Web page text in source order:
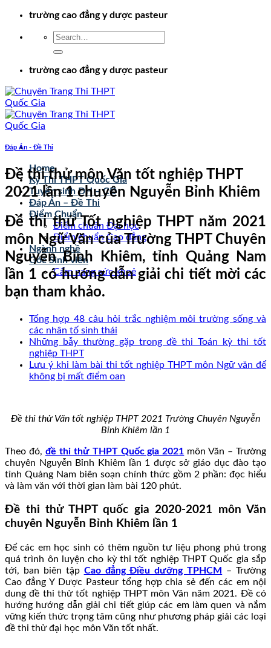
Chuyểntrường cao đẳng y dược pasteur
trường cao đẳng y dược pasteur
Home
Kỳ Thi THPT Quốc Gia
Tuyển sinh ĐH – CĐ
Đáp Án – Đề Thi
Điểm Chuẩn
Điểm chuẩn Đại học
Điểm chuẩn Cao đẳng
Ngành nghề
Góc Sinh viên
Cẩm nang sức khoẻ
Đáp Án - Đề Thi
Đề thi thử môn Văn tốt nghiệp THPT
2021 lần 1 chuyên Nguyễn Bỉnh Khiêm
Đề thi thử Tốt nghiệp THPT năm 2021
môn Ngữ Văn của Trường THPT Chuyên
Nguyễn Bỉnh Khiêm, tỉnh Quảng Nam
lần 1 có hướng dẫn giải chi tiết mời các
bạn tham khảo.
Tổng hợp 48 câu hỏi trắc nghiệm môi trường sống và
các nhân tố sinh thái
Những bẫy thường gặp trong đề thi Toán kỳ thi tốt
nghiệp THPT
Lưu ý khi làm bài thi tốt nghiệp THPT môn Ngữ văn để
không bị mất điểm oan
Đề thi thử Văn tốt nghiệp THPT 2021 Trường Chuyên Nguyễn
Bỉnh Khiêm lần 1
Theo đó, đề thi thử THPT Quốc gia 2021 môn Văn – Trường
chuyên Nguyễn Bỉnh Khiêm lần 1 được sở giáo dục đào tạo
tỉnh Quảng Nam biên soạn chính thức gồm 2 phần: đọc hiểu
và làm văn với thời gian làm bài 120 phút.
Đề thi thử THPT quốc gia 2020-2021 môn Văn
chuyên Nguyễn Bỉnh Khiêm lần 1
Để các em học sinh có thêm nguồn tư liệu phong phú trong
quá trình ôn luyện cho kỳ thi tốt nghiệp THPT Quốc gia sắp
tới, ban biên tập Cao đẳng Điều dưỡng TPHCM
– Trường
Cao đẳng Y Dược Pasteur tổng hợp chia sẻ đến các em nội
dung đề thi thử tốt nghiệp THPT môn Văn năm 2021. Đề có
hướng hướng dẫn giải chi tiết giúp các em làm quen và nắm
vững kiến thức trọng tâm cũng như phương pháp giải các loại
đề thi thử đại học môn Văn tốt nhất.